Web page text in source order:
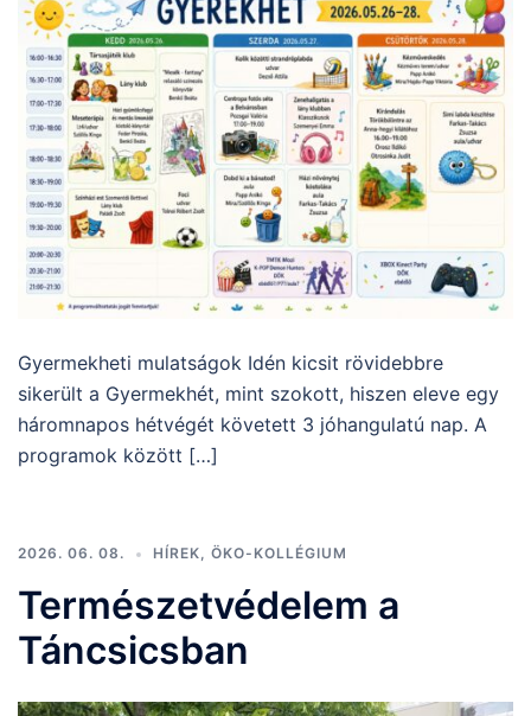
Gyermekheti mulatságok Idén kicsit rövidebbre
sikerült a Gyermekhét, mint szokott, hiszen eleve egy
háromnapos hétvégét követett 3 jóhangulatú nap. A
programok között […]
2026. 06. 08. HÍREK, ÖKO-KOLLÉGIUM
Természetvédelem a
Táncsicsban